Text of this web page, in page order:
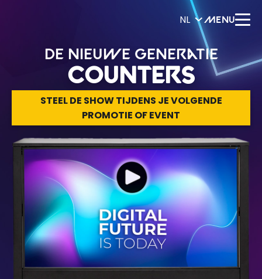
NL MENU
De nieuwe generatie
counters
STEEL DE SHOW TIJDENS JE VOLGENDE
PROMOTIE OF EVENT